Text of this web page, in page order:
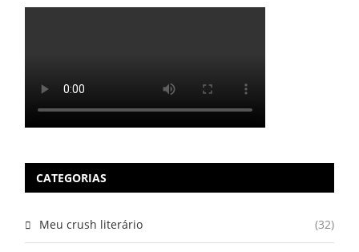
CATEGORIAS
Meu crush literário (32)